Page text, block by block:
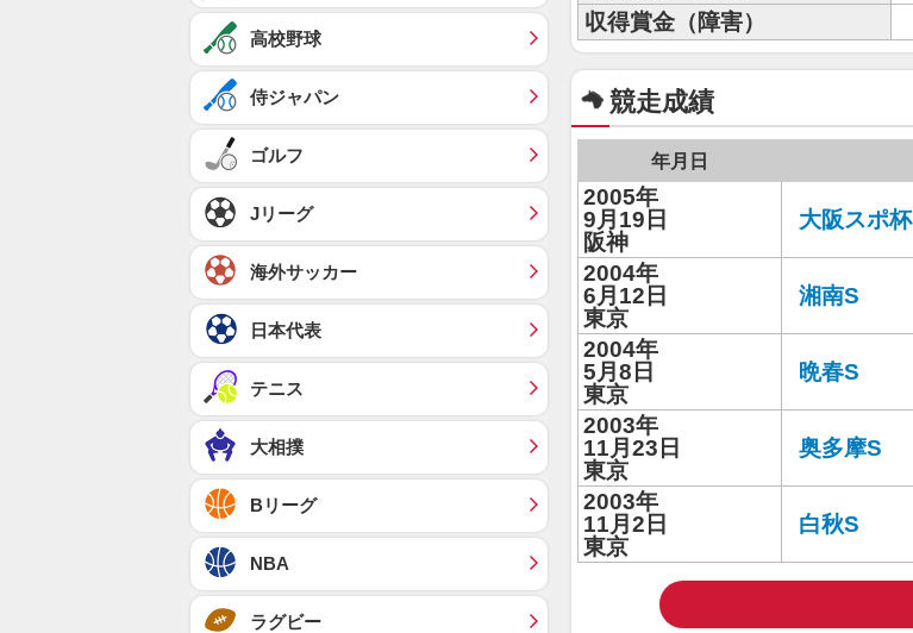
収得賞金（障害）
競走成績
年月日
2005年
9月19日
阪神
大阪スポ杯
2004年
6月12日
東京
湘南S
2004年
5月8日
東京
晩春S
2003年
11月23日
東京
奥多摩S
2003年
11月2日
東京
白秋S
高校野球
侍ジャパン
ゴルフ
Jリーグ
海外サッカー
日本代表
テニス
大相撲
Bリーグ
NBA
ラグビー